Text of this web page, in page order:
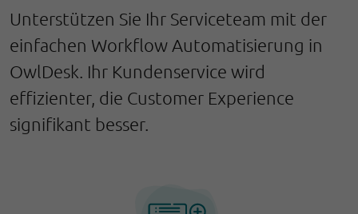
Unterstützen Sie Ihr Serviceteam mit der
einfachen Workflow Automatisierung in
OwlDesk. Ihr Kundenservice wird
effizienter, die Customer Experience
signifikant besser.